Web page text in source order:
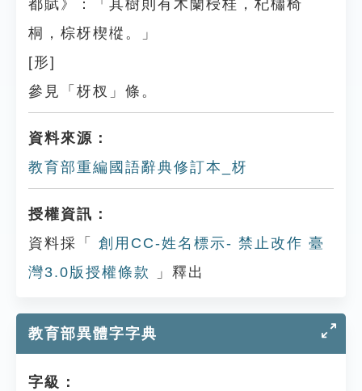
都賦》：「其樹則有木蘭梫桂，杞櫹椅
桐，棕枒楔樅。」
[形]
參見「枒杈」條。
資料來源：
教育部重編國語辭典修訂本_枒
授權資訊：
資料採「
創用CC-姓名標示- 禁止改作 臺
灣3.0版授權條款
」釋出
教育部異體字字典
字級：